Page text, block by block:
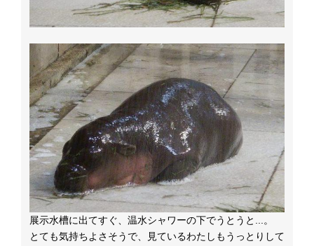
展示水槽に出てすぐ、温水シャワーの下でうとうと...。
とても気持ちよさそうで、見ているわたしもうっとりして